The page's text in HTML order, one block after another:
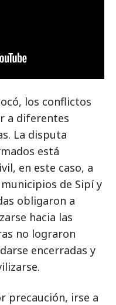
los conflictos
a diferentes
La disputa
está
en este caso, a
de Sipí y
obligaron a
hacia las
no lograron
encerradas y
precaución, irse a